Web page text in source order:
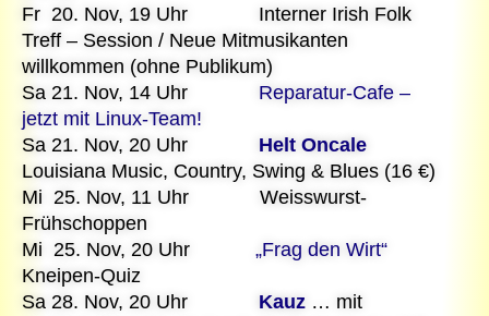
Fr 20. Nov, 19 Uhr Interner Irish Folk
Treff – Session / Neue Mitmusikanten
willkommen (ohne Publikum)
Sa 21. Nov, 14 Uhr Reparatur-Cafe –
jetzt mit Linux-Team!
Sa 21. Nov, 20 Uhr Helt Oncale
Louisiana Music, Country, Swing & Blues (16 €)
Mi 25. Nov, 11 Uhr Weisswurst-
Frühschoppen
Mi 25. Nov, 20 Uhr „Frag den Wirt“
Kneipen-Quiz
Sa 28. Nov, 20 Uhr Kauz … mit